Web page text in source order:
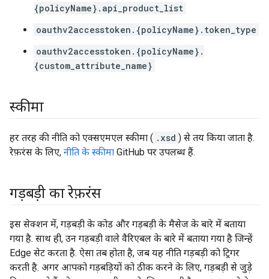
{policyName}.api_product_list
oauthv2accesstoken.{policyName}.token_type
oauthv2accesstoken.{policyName}.
{custom_attribute_name}
स्कीमा
हर तरह की नीति को एक्सएमएल स्कीमा ( .xsd ) से तय किया जाता है.
रेफ़रंस के लिए, नीति के स्कीमा GitHub पर उपलब्ध हैं.
गड़बड़ी का रेफ़रंस
इस सेक्शन में, गड़बड़ी के कोड और गड़बड़ी के मैसेज के बारे में बताया
गया है. साथ ही, उन गड़बड़ी वाले वैरिएबल के बारे में बताया गया है जिन्हें
Edge सेट करता है. ऐसा तब होता है, जब यह नीति गड़बड़ी को ट्रिगर
करती है. अगर आपको गड़बड़ियों को ठीक करने के लिए, गड़बड़ी से जुड़े